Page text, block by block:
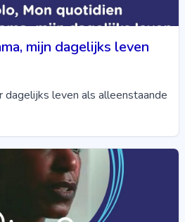
mijn dagelijks leven
dagelijks leven als alleenstaande